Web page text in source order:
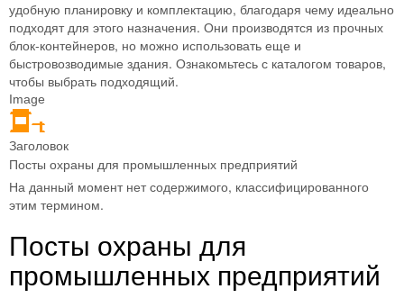
удобную планировку и комплектацию, благодаря чему идеально
подходят для этого назначения. Они производятся из прочных
блок-контейнеров, но можно использовать еще и
быстровозводимые здания. Ознакомьтесь с каталогом товаров,
чтобы выбрать подходящий.
Image
Заголовок
Посты охраны для промышленных предприятий
На данный момент нет содержимого, классифицированного
этим термином.
Посты охраны для
промышленных предприятий